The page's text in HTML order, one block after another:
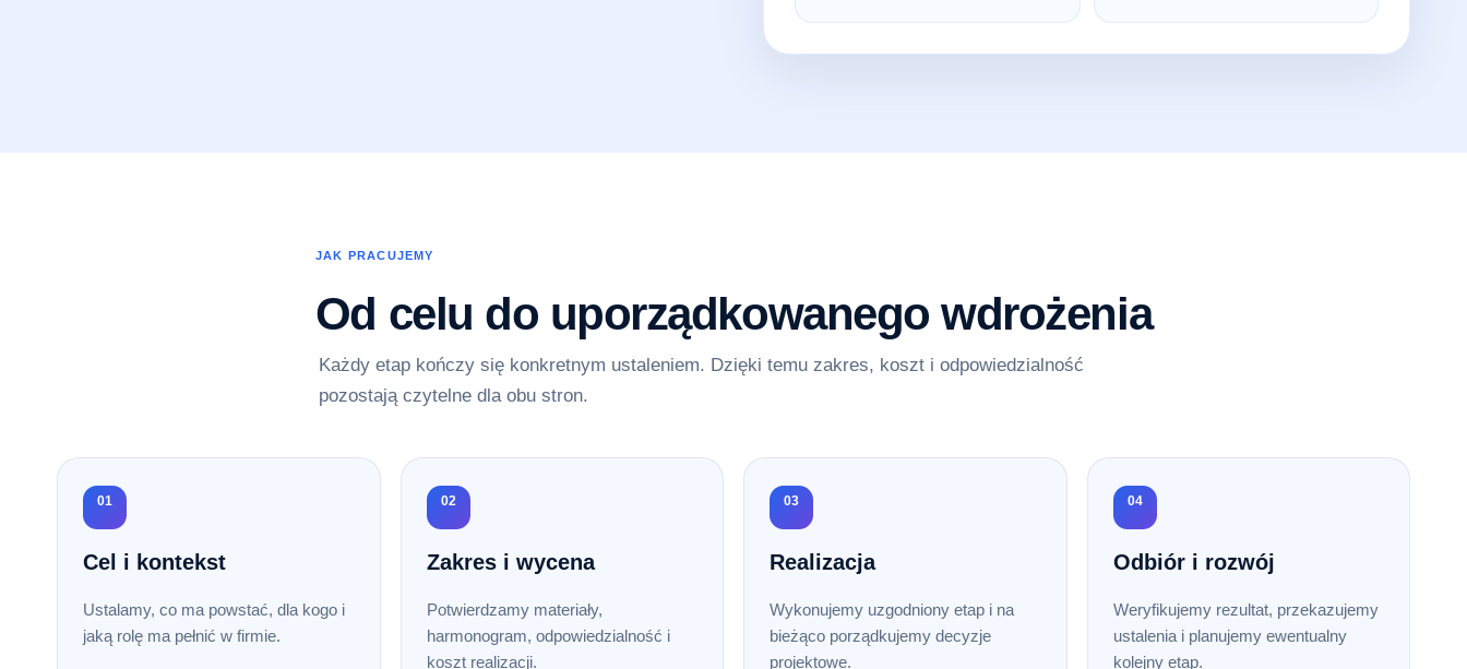
JAK PRACUJEMY
Od celu do uporządkowanego wdrożenia
Każdy etap kończy się konkretnym ustaleniem. Dzięki temu zakres, koszt i odpowiedzialność
pozostają czytelne dla obu stron.
01
Cel i kontekst
Ustalamy, co ma powstać, dla kogo i
jaką rolę ma pełnić w firmie.
02
Zakres i wycena
Potwierdzamy materiały,
harmonogram, odpowiedzialność i
koszt realizacji.
03
Realizacja
Wykonujemy uzgodniony etap i na
bieżąco porządkujemy decyzje
projektowe.
04
Odbiór i rozwój
Weryfikujemy rezultat, przekazujemy
ustalenia i planujemy ewentualny
kolejny etap.